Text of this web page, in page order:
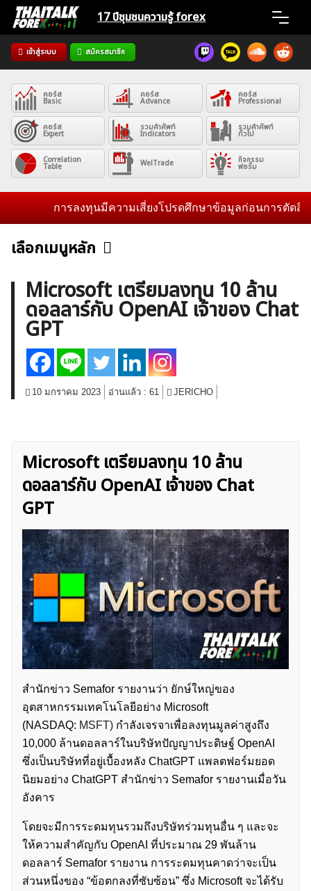
Skip
content
17 ปีชุมชนความรู้ forex
เข้าสู่ระบบ สมัครสมาชิก
Home
News
Articles
VPS Register
ค้นหา
สำหรับ:
คอร์ส
Basic
คอร์ส
Advance
คอร์ส
Professional
คอร์ส
Expert
รวมคำศัพท์
Indicators
รวมคำศัพท์
ทั่วไป
Correlation
Table WelTrade กิจกรรม
ฟอรั่ม
การลงทุนมีความเสี่ยงโปรดศึกษาข้อมูลก่อนการตัดสินใ
เลือกเมนูหลัก
ข่าวฟอเร็กซ์และสกุลเงิน คริปโตเคอร์เรนซี
ฟรีซิกแนล รายวัน
บทวิเคราะห์
เศรษฐกิจทั่วไป ดัชนี-หุ้น
พันธบัตร
สินค้าโภคภัณฑ์
กองทุน Forex
ฟรี EA
Microsoft เตรียมลงทุน 10 ล้าน
ดอลลาร์กับ OpenAI เจ้าของ Chat
GPT
10 มกราคม 2023 อ่านแล้ว : 61 JERICHO
Microsoft เตรียมลงทุน 10 ล้าน
ดอลลาร์กับ OpenAI เจ้าของ Chat
GPT
สำนักข่าว Semafor รายงานว่า ยักษ์ใหญ่ของ
อุตสาหกรรมเทคโนโลยีอย่าง Microsoft
(NASDAQ: MSFT) กำลังเจรจาเพื่อลงทุนมูลค่าสูงถึง
10,000 ล้านดอลลาร์ในบริษัทปัญญาประดิษฐ์ OpenAI
ซึ่งเป็นบริษัทที่อยู่เบื้องหลัง ChatGPT แพลตฟอร์มยอด
นิยมอย่าง ChatGPT สำนักข่าว Semafor รายงานเมื่อวัน
อังคาร
โดยจะมีการระดมทุนรวมถึงบริษัทร่วมทุนอื่น ๆ และจะ
ให้ความสำคัญกับ OpenAI ที่ประมาณ 29 พันล้าน
ดอลลาร์ Semafor รายงาน การระดมทุนคาดว่าจะเป็น
ส่วนหนึ่งของ “ข้อตกลงที่ซับซ้อน” ซึ่ง Microsoft จะได้รับ